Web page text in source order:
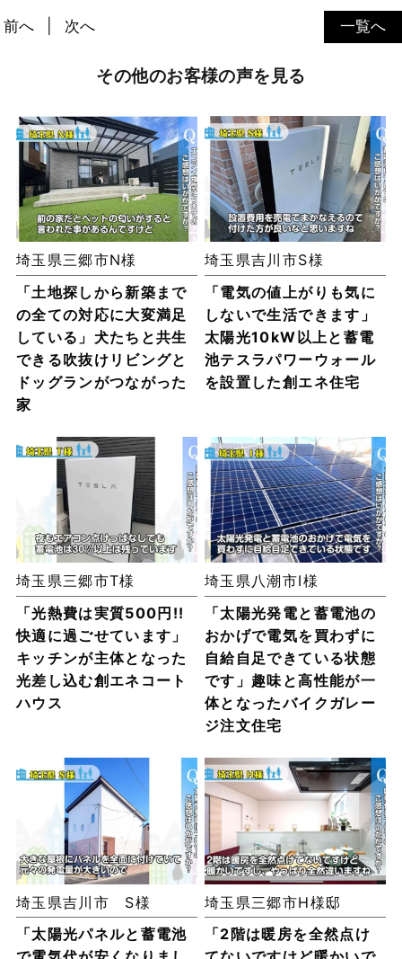
一覧へ
前へ 次へ
その他のお客様の声を見る
埼玉県三郷市N様
「土地探しから新築まで
の全ての対応に大変満足
している」犬たちと共生
できる吹抜けリビングと
ドッグランがつながった
家
埼玉県吉川市S様
「電気の値上がりも気に
しないで生活できます」
太陽光10kW以上と蓄電
池テスラパワーウォール
を設置した創エネ住宅
埼玉県三郷市T様
「光熱費は実質500円!!
快適に過ごせています」
キッチンが主体となった
光差し込む創エネコート
ハウス
埼玉県八潮市I様
「太陽光発電と蓄電池の
おかげで電気を買わずに
自給自足できている状態
です」趣味と高性能が一
体となったバイクガレー
ジ注文住宅
埼玉県吉川市 S様
「太陽光パネルと蓄電池
埼玉県三郷市H様邸
「2階は暖房を全然点け